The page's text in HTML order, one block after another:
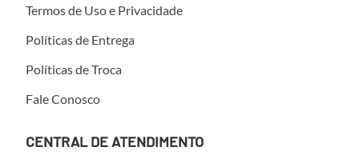
Termos de Uso e Privacidade
Políticas de Entrega
Políticas de Troca
Fale Conosco
CENTRAL DE ATENDIMENTO